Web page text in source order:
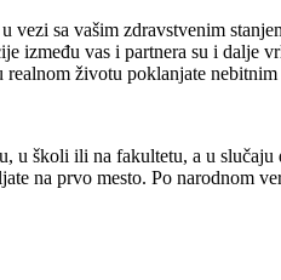
vezi sa vašim zdravstvenim
između vas i partnera su i dalje
životu poklanjate
u školi ili na fakultetu, a u slučaju
na prvo mesto. Po narodnom